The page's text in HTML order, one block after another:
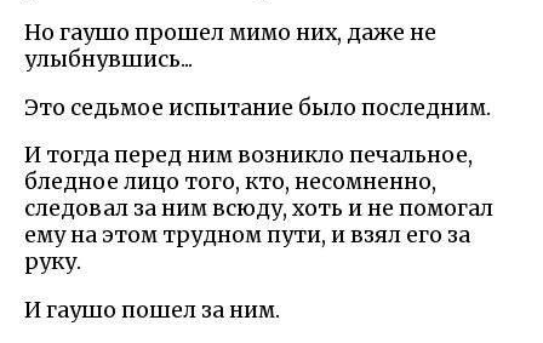
Но гаушо прошел мимо них, даже не
улыбнувшись...
Это седьмое испытание было последним.
И тогда перед ним возникло печальное,
бледное лицо того, кто, несомненно,
следовал за ним всюду, хоть и не помогал
ему на этом трудном пути, и взял его за
руку.
И гаушо пошел за ним.